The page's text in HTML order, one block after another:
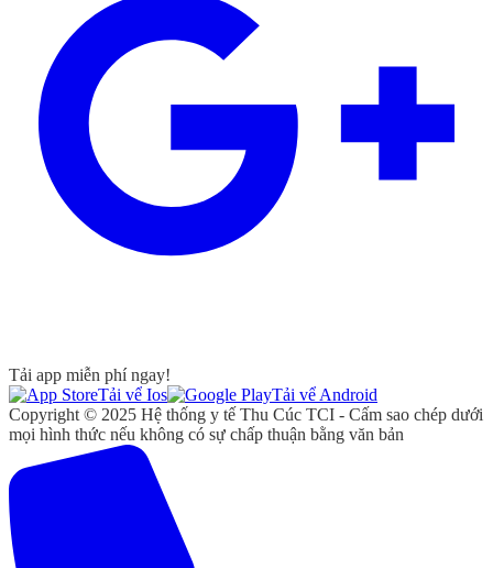
Tải app miễn phí ngay!
Tải vể Ios
Tải vể Android
Copyright © 2025 Hệ thống y tế Thu Cúc TCI - Cấm sao chép dưới
mọi hình thức nếu không có sự chấp thuận bằng văn bản